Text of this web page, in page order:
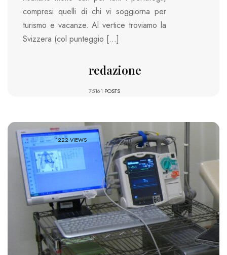
compresi quelli di chi vi soggiorna per
turismo e vacanze. Al vertice troviamo la
Svizzera (col punteggio […]
redazione
75161 POSTS
1222 VIEWS